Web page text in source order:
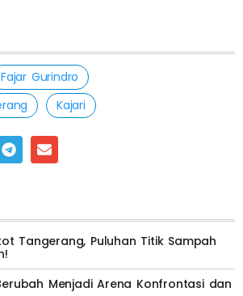
Fajar Gurindro
Kajari
Tangerang, Puluhan Titik Sampah
Menjadi Arena Konfrontasi dan